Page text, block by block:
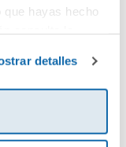
hayas hecho
detalles
poder valorarlo